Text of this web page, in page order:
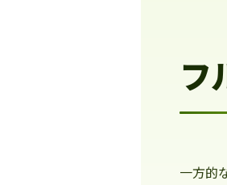
フ
一方的